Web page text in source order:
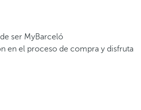
ser MyBarceló
en el proceso de compra y disfruta